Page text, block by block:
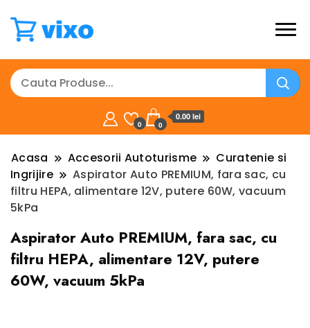
0 0
0.00 lei
Acasa Accesorii Autoturisme
Curatenie si
Ingrijire
Aspirator Auto PREMIUM, fara sac, cu
filtru HEPA, alimentare 12V, putere 60W, vacuum
5kPa
Aspirator Auto PREMIUM, fara sac, cu
filtru HEPA, alimentare 12V, putere
60W, vacuum 5kPa